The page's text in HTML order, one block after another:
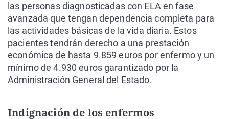
las personas diagnosticadas con ELA en fase
avanzada que tengan dependencia completa para
las actividades básicas de la vida diaria. Estos
pacientes tendrán derecho a una prestación
económica de hasta 9.859 euros por enfermo y un
mínimo de 4.930 euros garantizado por la
Administración General del Estado.
Indignación de los enfermos